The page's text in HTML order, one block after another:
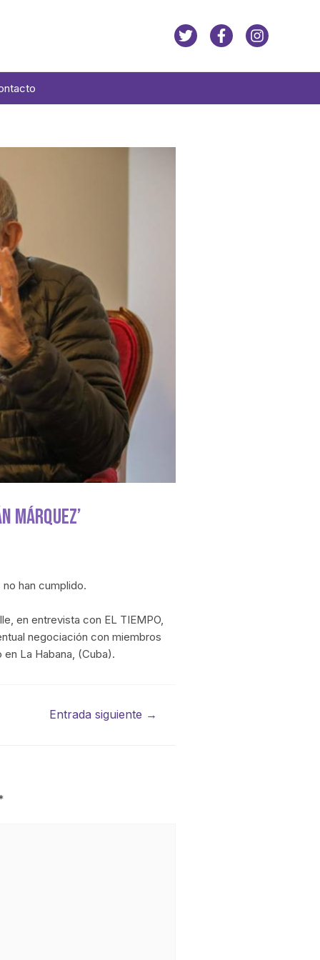
Márquez’
han cumplido.
en entrevista con EL TIEMPO,
negociación con miembros
La Habana, (Cuba).
Entrada siguiente →